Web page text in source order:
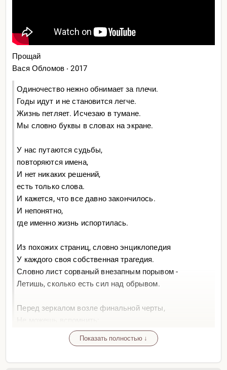
Прощай
Вася Обломов ‧ 2017
Одиночество нежно обнимает за плечи.
Годы идут и не становится легче.
Жизнь петляет. Исчезаю в тумане.
Мы словно буквы в словах на экране.
У нас путаются судьбы,
повторяются имена,
И нет никаких решений,
есть только слова.
И кажется, что все давно закончилось.
И непонятно,
где именно жизнь испортилась.
Из похожих страниц, словно энциклопедия
У каждого своя собственная трагедия.
Словно лист сорваный внезапным порывом -
Летишь, сколько есть сил над обрывом.
Перед зеркалом возле финальной черты,
ты это был или не ты.
И если есть Бог, то мы встретимся -
Показать полностью ↓